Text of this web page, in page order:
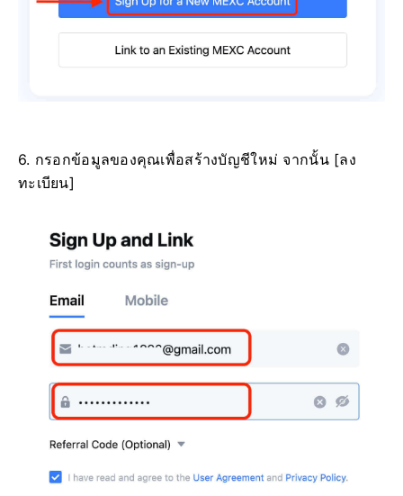
6. กรอกข้อมูลของคุณเพื่อสร้างบัญชีใหม่ จากนั้น [ลง
ทะเบียน]